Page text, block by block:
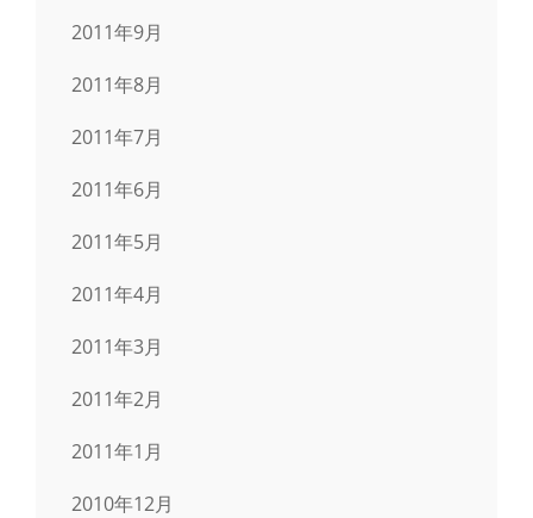
2011年9月
2011年8月
2011年7月
2011年6月
2011年5月
2011年4月
2011年3月
2011年2月
2011年1月
2010年12月